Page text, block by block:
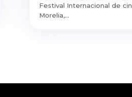
Festival Internacional de
Morelia,...